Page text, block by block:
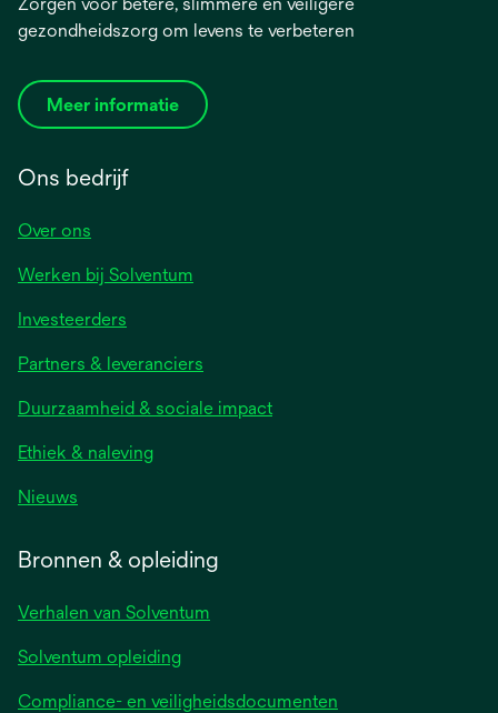
gezondheidszorg om levens te verbeteren
Meer informatie
Ons bedrijf
Over ons
Werken bij Solventum
Investeerders
Partners & leveranciers
Duurzaamheid & sociale impact
Ethiek & naleving
Nieuws
Bronnen & opleiding
Verhalen van Solventum
Solventum opleiding
Compliance- en veiligheidsdocumenten